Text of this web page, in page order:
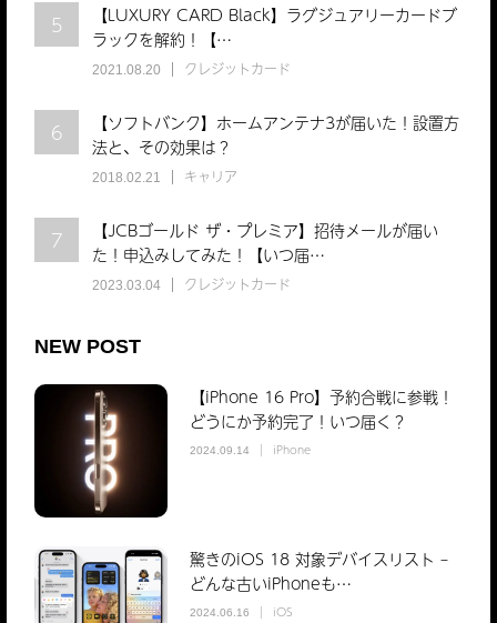
5
【LUXURY CARD Black】ラグジュアリーカードブ
ラックを解約！【…
2021.08.20 クレジットカード
6
【ソフトバンク】ホームアンテナ3が届いた！設置方
法と、その効果は？
2018.02.21 キャリア
7
【JCBゴールド ザ・プレミア】招待メールが届い
た！申込みしてみた！【いつ届…
2023.03.04 クレジットカード
NEW POST
【iPhone 16 Pro】予約合戦に参戦！
どうにか予約完了！いつ届く？
2024.09.14 iPhone
驚きのiOS 18 対象デバイスリスト –
どんな古いiPhoneも…
2024.06.16 iOS